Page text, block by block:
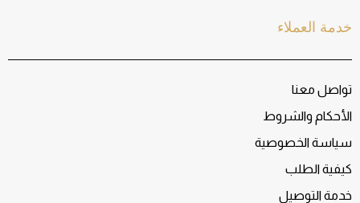
خدمة العملاء
تواصل معنا
الأحكام والشروط
سياسة الخصوصية
كيفية الطلب
خدمة التوصيل